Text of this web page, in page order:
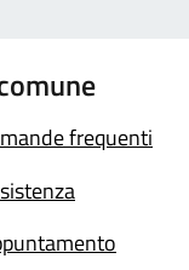
frequenti